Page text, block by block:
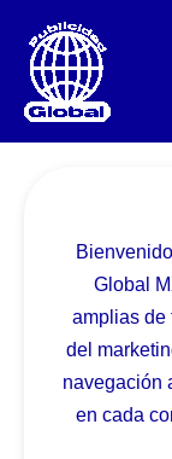
contenido
Global
amplias de
del
navegación
en cada